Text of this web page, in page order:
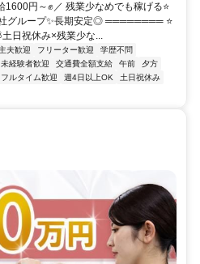
1600円～✊／ 残業少なめでも稼げる⭐
社グループ✨長期安定◎ ════════ ⭐
日祝休み×残業少な...
夫歓迎 フリーター歓迎
学歴不問
未経験者歓迎 交通費全額支給 午前
夕方
フルタイム歓迎 週4日以上OK
土日祝休み